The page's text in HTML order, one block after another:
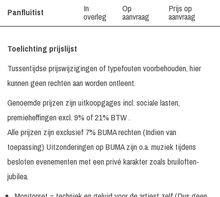
Boekingsvorm
Tijdsduur Geluid Prijs
Panfluitist In
overleg
Op
aanvraag
Prijs op
aanvraag
Toelichting prijslijst
Tussentijdse prijswijzigingen of typefouten voorbehouden, hier
kunnen geen rechten aan worden ontleent.
Genoemde prijzen zijn uitkoopgages incl. sociale lasten,
premieheffingen excl. 9% of 21% BTW .
Alle prijzen zijn exclusief 7% BUMA rechten (Indien van
toepassing) Uitzonderingen op BUMA zijn o.a. muziek tijdens
besloten evenementen met een privé karakter zoals bruiloften-
jubilea.